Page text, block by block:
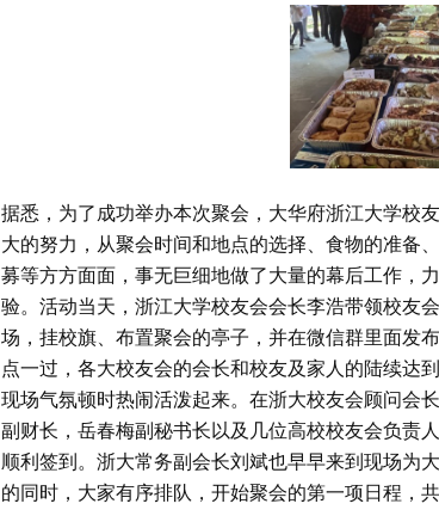
据悉，为了成功举办本次聚会，大华府浙江大学校
大的努力，从聚会时间和地点的选择、食物的准备
募等方方面面，事无巨细地做了大量的幕后工作，
验。活动当天，浙江大学校友会会长李浩带领校友
场，挂校旗、布置聚会的亭子，并在微信群里面发
点一过，各大校友会的会长和校友及家人的陆续达
现场气氛顿时热闹活泼起来。在浙大校友会顾问会
副财长，岳春梅副秘书长以及几位高校校友会负责
顺利签到。浙大常务副会长刘斌也早早来到现场为
的同时，大家有序排队，开始聚会的第一项日程，共